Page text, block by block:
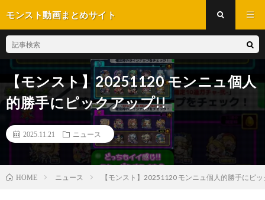
モンスト動画まとめサイト
【モンスト】20251120 モンニュ個人
的勝手にピックアップ!!
2025.11.21 ニュース
HOME ニュース 【モンスト】20251120 モンニュ個人的勝手にピ